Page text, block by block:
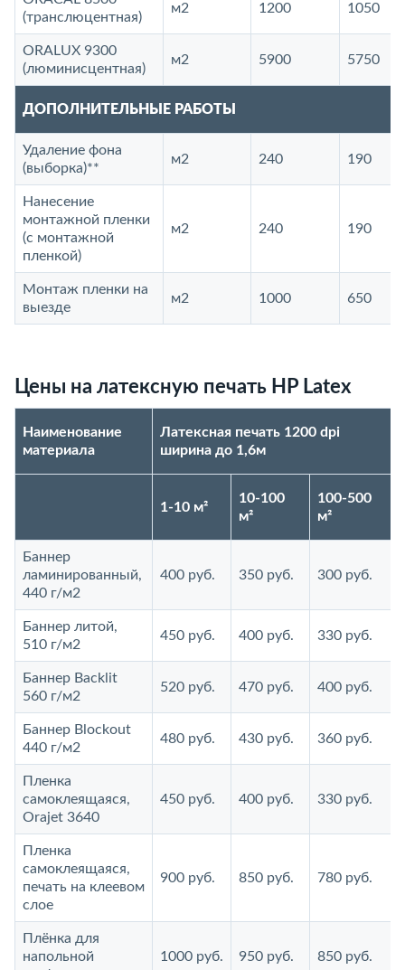
(транслюцентная)
м2 1200 1050
ORALUX 9300
(люминисцентная)
м2 5900 5750
ДОПОЛНИТЕЛЬНЫЕ РАБОТЫ
Удаление фона
(выборка)**
м2 240 190
Нанесение
монтажной пленки
(с монтажной
пленкой)
м2 240 190
Монтаж пленки на
выезде
м2 1000 650
Цены на латексную печать HP Latex
Наименование
материала
Латексная печать 1200 dpi
ширина до 1,6м
1-10 м²
10-100
м²
100-500
м²
Баннер
ламинированный,
440 г/м2
400 руб. 350 руб. 300 руб.
Баннер литой,
510 г/м2
450 руб. 400 руб. 330 руб.
Баннер Backlit
560 г/м2
520 руб. 470 руб. 400 руб.
Баннер Blockout
440 г/м2
480 руб. 430 руб. 360 руб.
Пленка
самоклеящаяся,
Orajet 3640
450 руб. 400 руб. 330 руб.
Пленка
самоклеящаяся,
печать на клеевом
слое
900 руб. 850 руб. 780 руб.
Плёнка для
напольной
1000 руб. 950 руб. 850 руб.